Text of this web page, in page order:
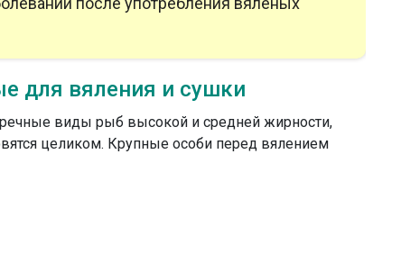
для вяления и сушки
виды рыб высокой и средней жирности,
целиком. Крупные особи перед вялением